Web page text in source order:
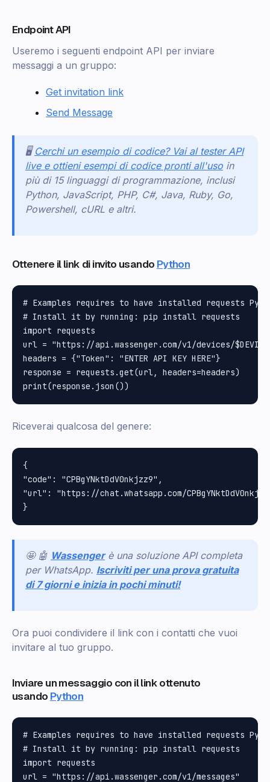
Endpoint API
Useremo i seguenti endpoint API per inviare
messaggi a un gruppo:
Get invitation link
Send Message
🖥️ Cerchi un esempio di codice? Vai al tester API
live e ottieni esempi di codice pronti all'uso in
più di 15 linguaggi di programmazione, inclusi
Python, JavaScript, PHP, C#, Java, Ruby, Go,
Powershell, cURL e altri.
Ottenere il link di invito usando Python
# Examples requires to have installed requests
# Install it by running: pip install requests
import requests
url = "https://api.wassenger.com/v1/devices/
headers = {"Token": "ENTER API KEY HERE"}
response = requests.get(url, headers=headers)
Riceverai qualcosa del genere:
{
"code": "CPBgYNktDdV0nkjzz9",
"url": "https://chat.whatsapp.com/
🤩 🤖 Wassenger è una soluzione API completa
per WhatsApp. Iscriviti per una prova gratuita
di 7 giorni e inizia in pochi minuti!
Ora puoi condividere il link con i contatti che vuoi
invitare al tuo gruppo.
Inviare un messaggio con il link ottenuto
usando Python
# Examples requires to have installed requests
# Install it by running: pip install requests
import requests
url = "https://api.wassenger.com/v1/messages"